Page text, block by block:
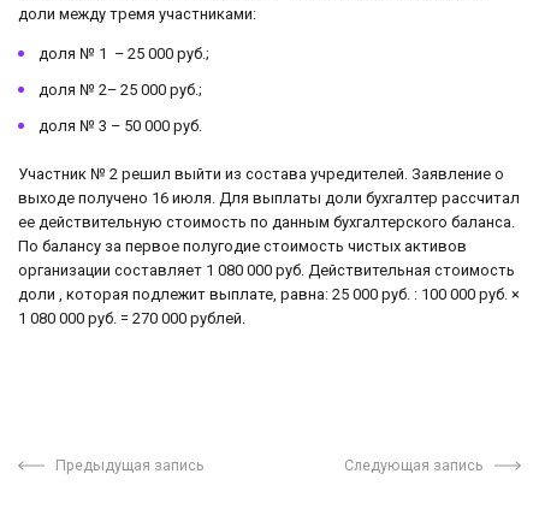
доли между тремя участниками:
доля № 1 – 25 000 руб.;
доля № 2– 25 000 руб.;
доля № 3 – 50 000 руб.
Участник № 2 решил выйти из состава учредителей. Заявление о
выходе получено 16 июля. Для выплаты доли бухгалтер рассчитал
ее действительную стоимость по данным бухгалтерского баланса.
По балансу за первое полугодие стоимость чистых активов
организации составляет 1 080 000 руб. Действительная стоимость
доли , которая подлежит выплате, равна: 25 000 руб. : 100 000 руб. ×
1 080 000 руб. = 270 000 рублей.
Предыдущая запись Следующая запись